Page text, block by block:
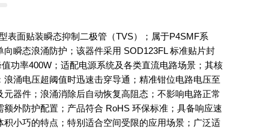
表面贴装瞬态抑制二极管（TVS）；属于P4SMF系
瞬态浪涌防护；该器件采用 SOD123FL 标准贴片封
功率400W；适配电源系统及各类直流电路场景；其核
涌电压超阈值时迅速击穿导通；精准钳位电路电压至
器件；浪涌消除后自动恢复高阻态；不影响电路正常
外防护配置；产品符合 RoHS 环保标准；具备响应速
积小巧的特点；特别适合空间受限的应用场景；广泛适